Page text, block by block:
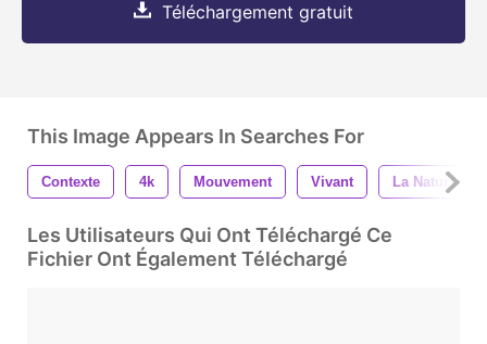
Téléchargement gratuit
This Image Appears In Searches For
Contexte 4k Mouvement Vivant La Nature
Les Utilisateurs Qui Ont Téléchargé Ce
Fichier Ont Également Téléchargé